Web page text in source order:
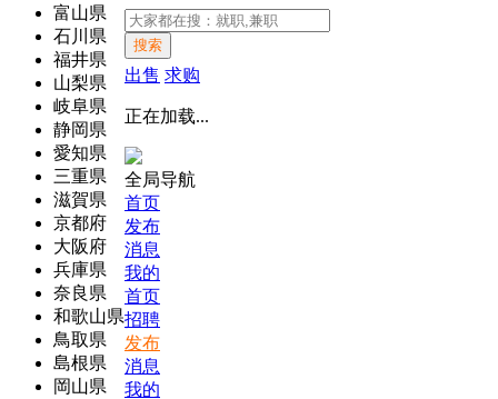
富山県
石川県
福井県
山梨県
岐阜県
静岡県
愛知県
三重県
滋賀県
京都府
大阪府
兵庫県
奈良県
和歌山県
鳥取県
島根県
岡山県
搜索
出售 求购
正在加载...
全局导航
首页
发布
消息
我的
首页
招聘
发布
消息
我的